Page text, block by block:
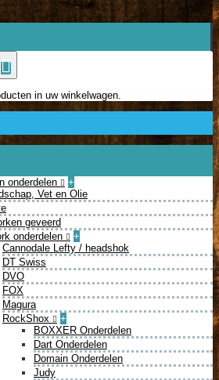
in uw winkelwagen.
onderdelen
+
Vet en Olie
geveerd
onderdelen
+
Cannodale Lefty / headshok
DT Swiss
DVO
FOX
Magura
RockShox
+
BOXXER Onderdelen
Dart Onderdelen
Domain Onderdelen
Judy